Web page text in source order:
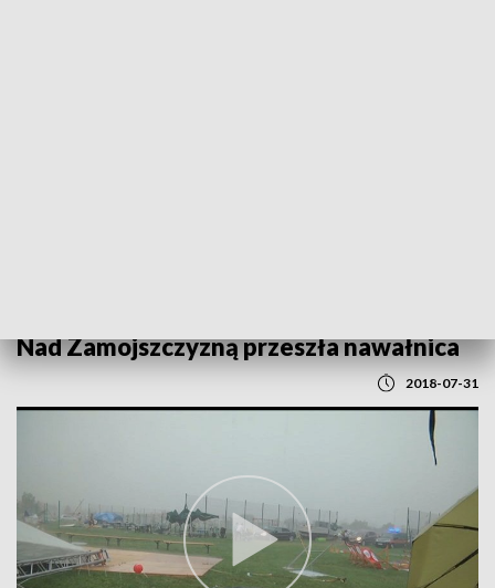
Nad Zamojszczyzną przeszła nawałnica
2018-07-31